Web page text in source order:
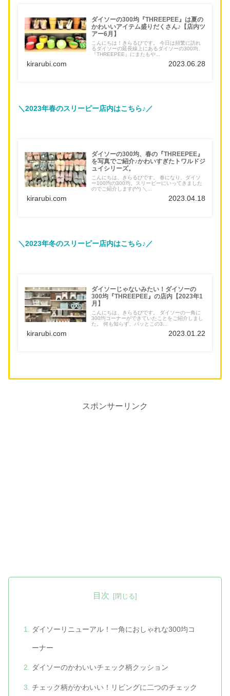
ダイソーの300均『THREEPEE』は夏の
かわいいアイテム盛りだくさん♪【店内ツ
アー6月】
こんにちは！きらるびです。 今日は頻繁に訪れ
るダイソーの延長線上にあるダイソーの300均、
『THREEPEE』にまたもや...
kirarubi.com 2023.06.28
＼2023年春のスリーピー店内はこちら♪／
ダイソーの300均、春の『THREEPEE』
を写真でご紹介♪かわいすぎたトワルドジ
ュイシリーズ。
こんにちは、きらるびです。 春になり、ダイソ
ー100均の300均。スリーピーにいってきました
のでご紹介します(^^) ＼...
kirarubi.com 2023.04.18
＼2023年冬のスリーピー店内はこちら♪／
ダイソーじゃないみたい！ダイソーの
300均『THREEPEE』の店内【2023年1
月】
こんにちは、きらるびです。 ダイソーの一角に
300均コーナーができていたことをご紹介しまし
た。 何も知らず、パッとこの3...
kirarubi.com 2023.01.22
スポンサーリンク
目次
ダイソーリニューアル！一角におしゃれな300均コ
ーナー
ダイソーのかわいいチェック柄クッション
チェック柄がかわいい！リビングに二つのチェック